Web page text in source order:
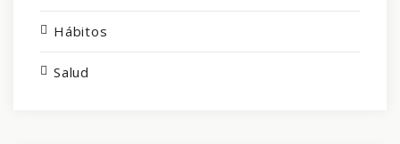
Hábitos
Salud